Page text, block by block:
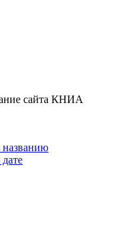
сайта КНИА
названию